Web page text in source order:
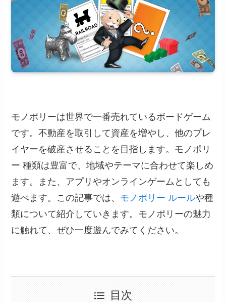
モノポリーは世界で一番売れているボードゲーム
です。不動産を取引して資産を増やし、他のプレ
イヤーを破産させることを目指します。モノポリ
ー 種類は豊富で、地域やテーマに合わせて楽しめ
ます。また、アプリやオンラインゲームとしても
遊べます。この記事では、 モノポリー ルールや種
類について紹介していきます。モノポリーの魅力
に触れて、ぜひ一度遊んでみてください。
目次